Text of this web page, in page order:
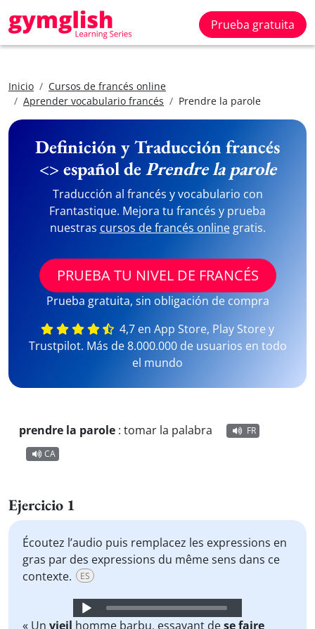
Prueba gratuita
Inicio
Cursos de francés online
Aprender vocabulario francés
Prendre la parole
Definición y Traducción francés
<> español dePrendre la parole
Traducción al francés y vocabulario con
Frantastique. Mejora tu francés y prueba
nuestras cursos de francés onlinegratis.
PRUEBA TU NIVEL DE FRANCÉS
Prueba gratuita, sin obligación de compra
4,7 en App Store, Play Store y
Trustpilot. Más de 8.000.000 de usuarios en todo
el mundo
prendre la parole : tomar la palabra
FR
CA
Ejercicio 1
Écoutez l’audio puis remplacez les expressions en
gras par des expressions du même sens dans ce
contexte.
ES
Audio
Player
« Un vieil homme barbu, essayant dese faire